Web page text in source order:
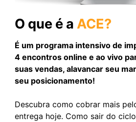
O que é a ACE?
É um programa intensivo de
4 encontros online e ao vivo
suas vendas, alavancar seu
seu posicionamento!
Descubra como cobrar mais
entrega hoje. Como sair do